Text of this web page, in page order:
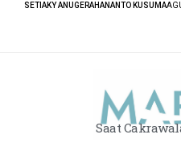
SETIAKY ANUGERAHANANTO KUSUMA
Saat